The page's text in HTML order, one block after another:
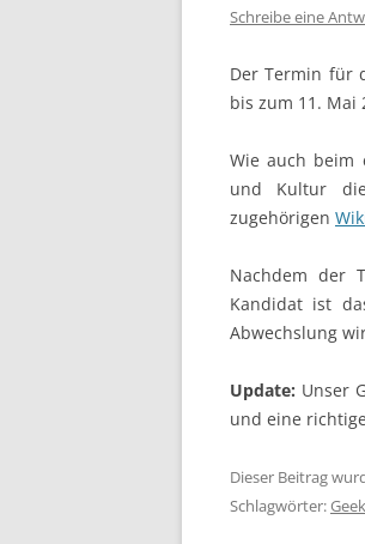
Schreibe eine
Der Termin für
bis zum 11. Mai
Wie auch beim
und Kultur
zugehörigen
Nachdem der
Kandidat ist
Abwechslung
Update: Unser
und eine
Dieser Beitrag
Schlagwörter: